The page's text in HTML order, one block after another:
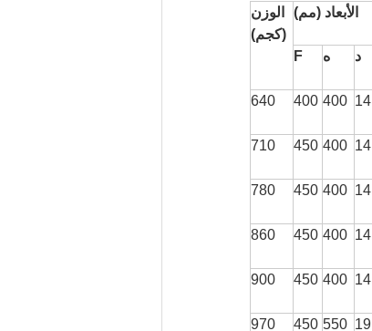
الأبعاد (مم)
الوزن
(كجم)
د ه F
14
400
400
640
14
400
450
710
14
400
450
780
14
400
450
860
14
400
450
900
19
550
450
970